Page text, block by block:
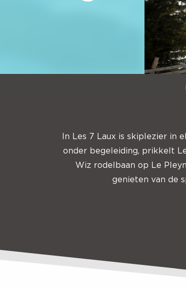
In Les 7 Laux is skiplezier in
onder begeleiding, prikkelt
Wiz rodelbaan op Le
genieten van de